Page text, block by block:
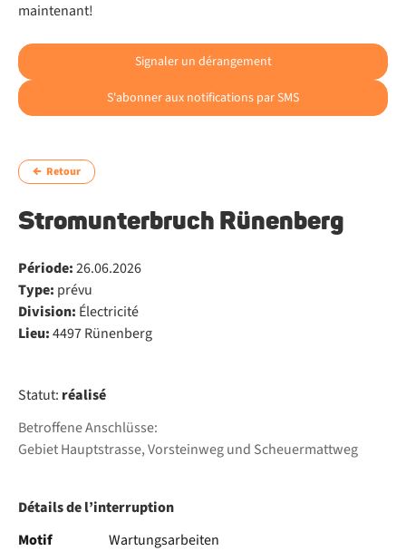
maintenant!
Signaler un dérangement
S'abonner aux notifications par SMS
Retour
Stromunterbruch Rünenberg
Période:26.06.2026
Type: prévu
Division: Électricité
Lieu:4497 Rünenberg
Statut: réalisé
Betroffene Anschlüsse:
Gebiet Hauptstrasse, Vorsteinweg und Scheuermattweg
Détails de l’interruption
Motif
Wartungsarbeiten